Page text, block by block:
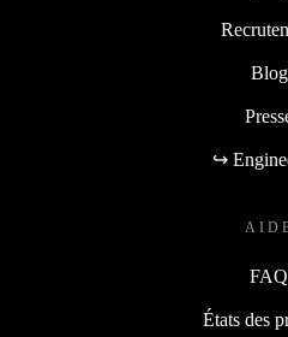
Blog
↪
FAQ
États des